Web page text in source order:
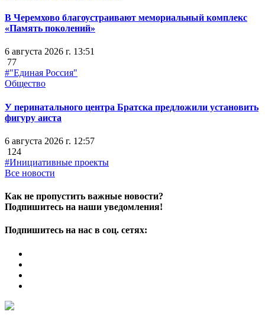
В Черемхово благоустраивают мемориальный комплекс
«Память поколений»
6 августа 2026 г. 13:51
77
#"Единая Россия"
Общество
У перинатального центра Братска предложили установить
фигуру аиста
6 августа 2026 г. 12:57
124
#Инициативные проекты
Все новости
Как не пропустить важные новости?
Подпишитесь на наши уведомления!
Подпишитесь на нас в соц. сетях: